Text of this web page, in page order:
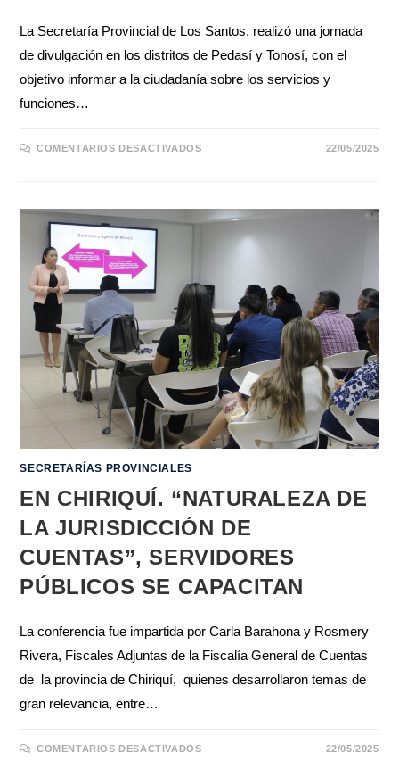
La Secretaría Provincial de Los Santos, realizó una jornada
de divulgación en los distritos de Pedasí y Tonosí, con el
objetivo informar a la ciudadanía sobre los servicios y
funciones…
COMENTARIOS DESACTIVADOS 22/05/2025
SECRETARÍAS PROVINCIALES
EN CHIRIQUÍ. “NATURALEZA DE
LA JURISDICCIÓN DE
CUENTAS”, SERVIDORES
PÚBLICOS SE CAPACITAN
La conferencia fue impartida por Carla Barahona y Rosmery
Rivera, Fiscales Adjuntas de la Fiscalía General de Cuentas
de la provincia de Chiriquí, quienes desarrollaron temas de
gran relevancia, entre…
COMENTARIOS DESACTIVADOS 22/05/2025